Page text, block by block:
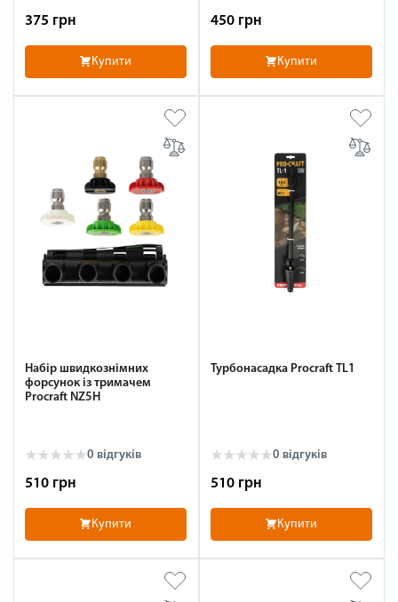
375 грн
Купити
450 грн
Купити
Набір швидкознімних
форсунок із тримачем
Procraft NZ5H
0 відгуків
510 грн
Купити
Турбонасадка Procraft TL1
0 відгуків
510 грн
Купити